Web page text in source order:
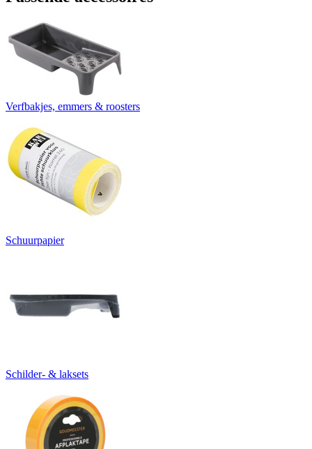
Verfbakjes, emmers & roosters
Schuurpapier
Schilder- & laksets